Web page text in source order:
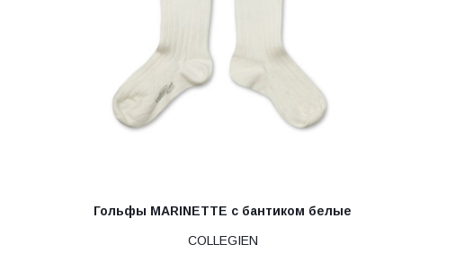
Гольфы MARINETTE с бантиком белые
COLLEGIEN